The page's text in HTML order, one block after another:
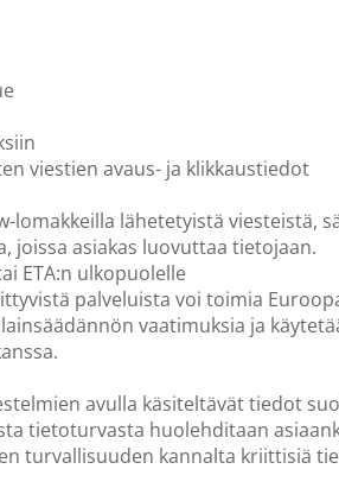
viestien avaus- ja klikkaustiedot
lähetetyistä viesteistä,
joissa asiakas luovuttaa tietojaan.
ETA:n ulkopuolelle
palveluista voi toimia
vaatimuksia ja
avulla käsiteltävät tiedot
tietoturvasta huolehditaan
turvallisuuden kannalta kriittisiä